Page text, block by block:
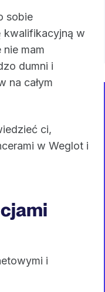
sobie
kwalifikacyjną w
mam
dumni i
na całym
ci,
w Weglot i
i